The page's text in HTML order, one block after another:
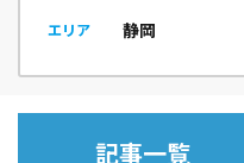
エリア
記事一覧